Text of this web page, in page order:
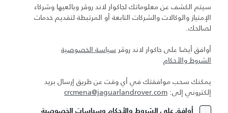
سيتم الكشف عن معلوماتك لجاكوار لاند روڤر وبائعيها وشركاء
الإمتياز والوكالات والشركات التابعة أو المرتبطة لتقديم خدمات
لصالحك.
أوافق أيضا على جاكوار لاند روڤر سياسة الخصوصية
الشروط والأحكام
يمكنك سحب موافقتك في أي وقت عن طريق إرسال بريد
إلكتروني إلى: crcmena@jaguarlandrover.com
أوافق على الشروط والأحكام وسياسات الخصوصية